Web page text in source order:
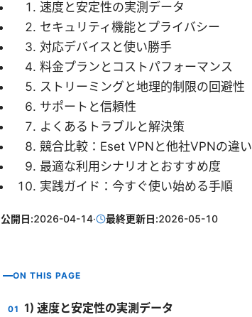
速度と安定性の実測データ
セキュリティ機能とプライバシー
対応デバイスと使い勝手
料金プランとコストパフォーマンス
ストリーミングと地理的制限の回避性
サポートと信頼性
よくあるトラブルと解決策
競合比較：Eset VPNと他社VPNの違い
最適な利用シナリオとおすすめ度
実践ガイド：今すぐ使い始める手順
公開日:2026-04-14· 最終更新日:2026-05-10
ON THIS PAGE
1) 速度と安定性の実測データ